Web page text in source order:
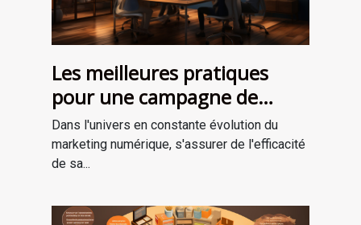
Les meilleures pratiques
pour une campagne de
marketing numérique
réussie
Dans l'univers en constante évolution du
marketing numérique, s'assurer de l'efficacité
de sa...